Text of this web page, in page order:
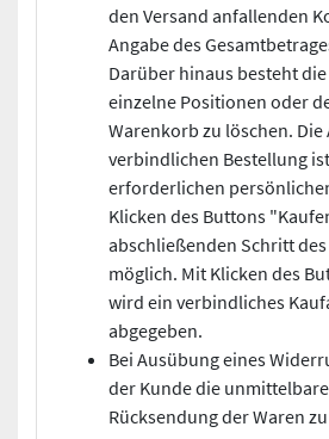
den Versand anfallenden
Angabe des
Darüber hinaus besteht
einzelne Positionen oder
Warenkorb zu löschen. Die
verbindlichen Bestellung
erforderlichen
Klicken des Buttons
abschließenden Schritt
möglich. Mit Klicken des
wird ein verbindliches
abgegeben.
Bei Ausübung eines
der Kunde die
Rücksendung der Waren